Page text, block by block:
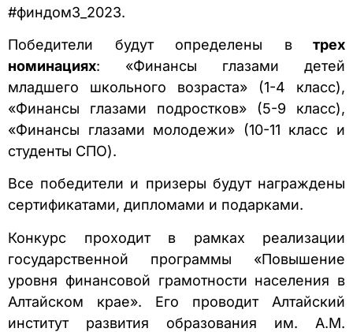
#финдом3_2023.
Победители будут определены втрех
номинациях: «Финансы глазами детей
младшего школьного возраста» (1-4 класс),
«Финансы глазами подростков» (5-9 класс),
«Финансы глазами молодежи» (10-11 класс и
студенты СПО).
Все победители и призеры будут награждены
сертификатами, дипломами и подарками.
Конкурс проходит в рамках реализации
государственной программы «Повышение
уровня финансовой грамотности населения в
Алтайском крае». Его проводит Алтайский
институт развития образования им. А.М.